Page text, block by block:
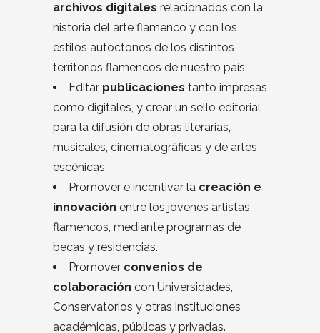
archivos digitales relacionados con la
historia del arte flamenco y con los
estilos autóctonos de los distintos
territorios flamencos de nuestro país.
Editar publicaciones tanto impresas
como digitales, y crear un sello editorial
para la difusión de obras literarias,
musicales, cinematográficas y de artes
escénicas.
Promover e incentivar la creación e
innovación entre los jóvenes artistas
flamencos, mediante programas de
becas y residencias.
Promover convenios de
colaboración con Universidades,
Conservatorios y otras instituciones
académicas, públicas y privadas.